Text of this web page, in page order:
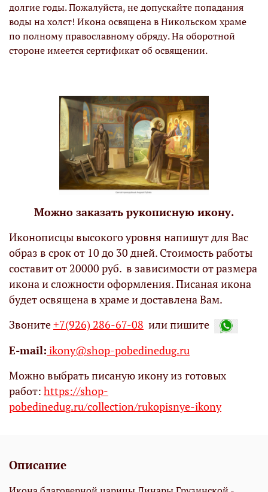
долгие годы. Пожалуйста, не допускайте попадания
воды на холст! Икона освящена в Никольском храме
по полному православному обряду. На оборотной
стороне имеется сертификат об освящении.
Можно заказать рукописную икону.
Иконописцы высокого уровня напишут для Вас
образ в срок от 10 до 30 дней. Стоимость работы
составит от 20000 руб. в зависимости от размера
икона и сложности оформления. Писаная икона
будет освящена в храме и доставлена Вам.
Звоните+7(926) 286-67-08 или пишите
Е-mail: ikony@shop-pobedinedug.ru
Можно выбрать писаную икону из готовых
работ: https://shop-
pobedinedug.ru/collection/rukopisnye-ikony
Описание